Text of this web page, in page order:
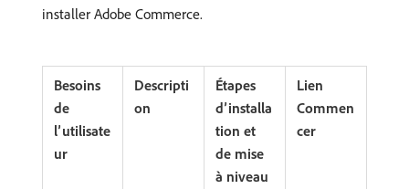
installer Adobe Commerce.
Besoins
de
l’utilisate
ur
Descripti
on
Étapes
d’installa
tion et
de mise
à niveau
Lien
Commen
cer